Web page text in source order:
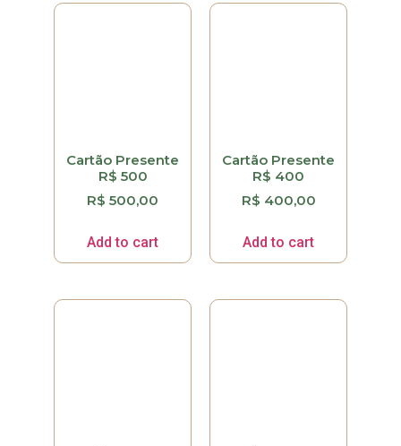
Cartão Presente
R$ 500
R$ 500,00
Add to cart
Cartão Presente
R$ 400
R$ 400,00
Add to cart